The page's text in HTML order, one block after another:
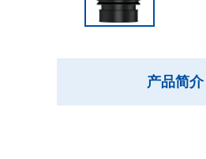
产品简介